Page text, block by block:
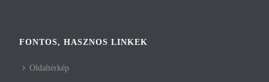
FONTOS, HASZNOS LINKEK
Oldaltérkép